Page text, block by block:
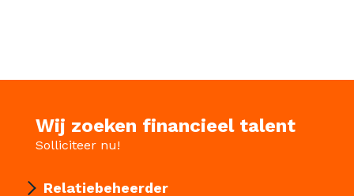
Wij zoeken financieel talent
Solliciteer nu!
Relatiebeheerder